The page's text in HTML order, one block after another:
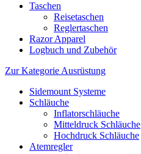
Taschen
Reisetaschen
Reglertaschen
Razor Apparel
Logbuch und Zubehör
Zur Kategorie Ausrüstung
Sidemount Systeme
Schläuche
Inflatorschläuche
Mitteldruck Schläuche
Hochdruck Schläuche
Atemregler